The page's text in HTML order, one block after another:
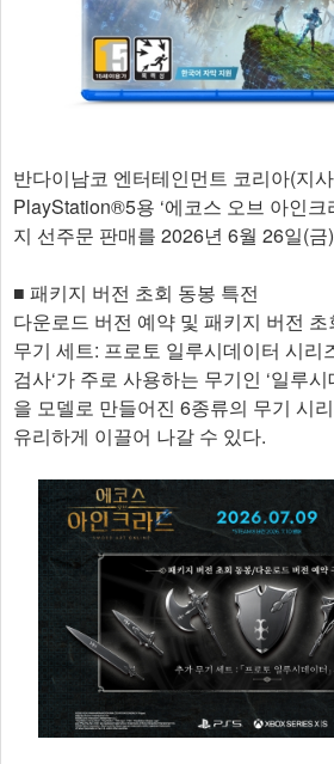
반다이남코 엔터테인먼트 코리아(지
PlayStation®5용 ‘에코스 오브 아인크
지 선주문 판매를 2026년 6월 26일(
■ 패키지 버전 초회 동봉 특전
다운로드 버전 예약 및 패키지 버전
무기 세트: 프로토 일루시데이터 시리
검사‘가 주로 사용하는 무기인 ‘일루
을 모델로 만들어진 6종류의 무기 시
유리하게 이끌어 나갈 수 있다.